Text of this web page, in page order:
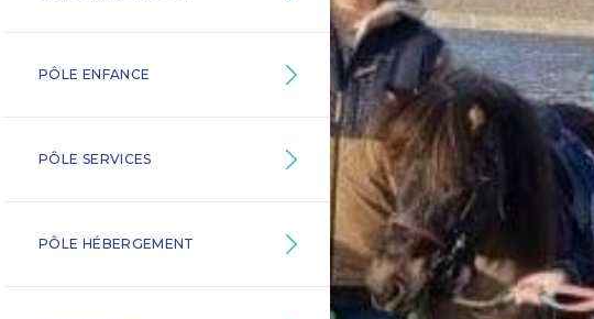
PÔLE ENFANCE
PÔLE SERVICES
PÔLE HÉBERGEMENT